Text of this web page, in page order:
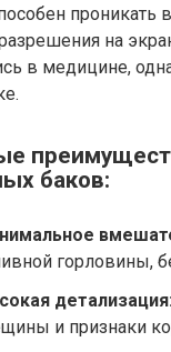
проникать
на
в медицине,
баков:
горловины,
и признаки